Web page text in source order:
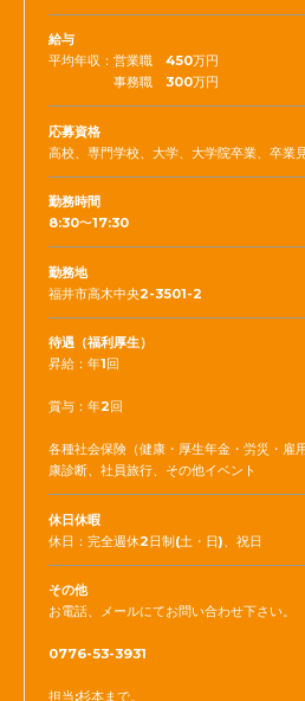
給与
平均年収：営業職 450万円
事務職 300万円
応募資格
高校、専門学校、大学、大学院卒業、卒業
勤務時間
8:30〜17:30
勤務地
福井市高木中央2-3501-2
待遇（福利厚生）
昇給：年1回
賞与：年2回
各種社会保険（健康・厚生年金・労災・雇
康診断、社員旅行、その他イベント
休日休暇
休日：完全週休2日制(土・日)、祝日
その他
お電話、メールにてお問い合わせ下さい。
0776-53-3931
担当:杉本まで。